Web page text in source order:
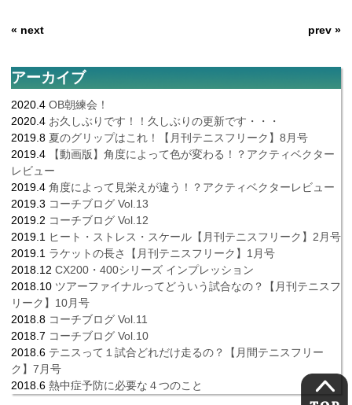
« next prev »
アーカイブ
2020.4 OB朝練会！
2020.4 お久しぶりです！！久しぶりの更新です・・・
2019.8 夏のグリップはこれ！【月刊テニスフリーク】8月号
2019.4
【動画版】角度によって色が変わる！？アクティベクター
レビュー
2019.4 角度によって見栄えが違う！？アクティベクターレビュー
2019.3 コーチブログ Vol.13
2019.2 コーチブログ Vol.12
2019.1 ヒート・ストレス・スケール【月刊テニスフリーク】2月号
2019.1 ラケットの長さ【月刊テニスフリーク】1月号
2018.12 CX200・400シリーズ インプレッション
2018.10 ツアーファイナルってどういう試合なの？【月刊テニスフ
リーク】10月号
2018.8 コーチブログ Vol.11
2018.7 コーチブログ Vol.10
2018.6 テニスって１試合どれだけ走るの？【月間テニスフリー
ク】7月号
2018.6 熱中症予防に必要な４つのこと